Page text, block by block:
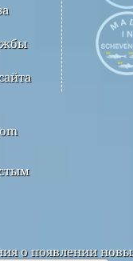
о появлении